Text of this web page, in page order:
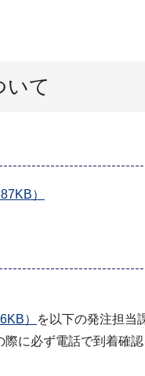
いて
）
）
を以下の発注担当
必ず電話で到着確認